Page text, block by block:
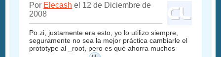
Por Elecash el 12 de Diciembre de
2008
Po zi, justamente era esto, yo lo utilizo siempre,
seguramente no sea la mejor práctica cambiarle el
prototype al _root, pero es que ahorra muchos